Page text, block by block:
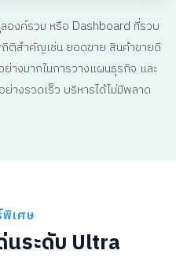
องค์รวม หรือ Dashboard ที่รวบ
ติสำคัญเช่น ยอดขาย สินค้าขายดี
างมากในการวางแผนธุรกิจ และ
งรวดเร็ว บริหารได้ไม่มีพลาด
เศษ
นระดับ Ultra